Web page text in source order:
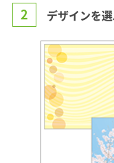
2 デザインを